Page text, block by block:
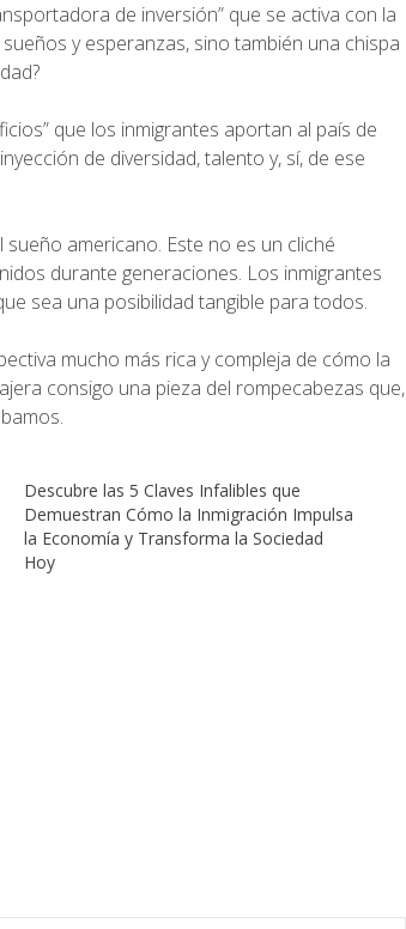
de inversión” que se activa con la
y esperanzas, sino también una chispa
que los inmigrantes aportan al país de
de diversidad, talento y, sí, de ese
americano. Este no es un cliché
durante generaciones. Los inmigrantes
sea una posibilidad tangible para todos.
mucho más rica y compleja de cómo la
consigo una pieza del rompecabezas que,
Descubre las 5 Claves Infalibles que
Demuestran Cómo la Inmigración Impulsa
la Economía y Transforma la Sociedad
Hoy